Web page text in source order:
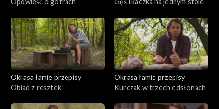
Okrasa łamie przepisy
Obiad z resztek
Okrasa łamie przepisy
Kurczak w trzech odsłonach